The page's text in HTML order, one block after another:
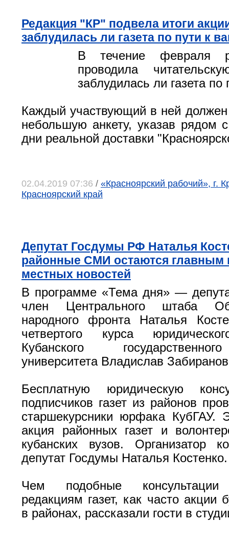
Редакция "КР" подвела итоги
заблудилась ли газета по пути к
В течение февраля
проводила
заблудилась ли газета по
Каждый участвующий в ней
небольшую анкету, указав рядом
дни реальной доставки
02.04.2019 07:36 / «Красноярский рабочий», г.
Красноярский край
Депутат Госдумы РФ Наталья
районные СМИ остаются главным
местных новостей
В программе «Тема дня» —
член Центрального штаба
народного фронта Наталья
четвертого курса
Кубанского
университета Владислав
Бесплатную юридическую
подписчиков газет из районов
старшекурсники юрфака КубГАУ.
акция районных газет и
кубанских вузов. Организатор
депутат Госдумы Наталья Костенко.
Чем подобные консультации
редакциям газет, как часто акции
в районах, рассказали гости в